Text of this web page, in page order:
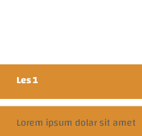
Les 1
Lorem ipsum dolar sit amet